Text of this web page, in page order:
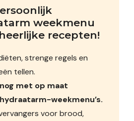
weekmenu
recepten!
strenge regels en
tellen.
met op maat
weekmenu’s.
voor brood,